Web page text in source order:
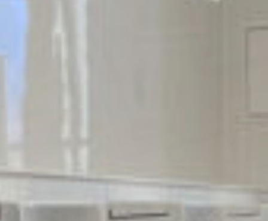
建物の数だけ物語がある